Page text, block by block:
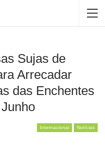
Sujas de
Arrecadar
das Enchentes
Internacional Notícias